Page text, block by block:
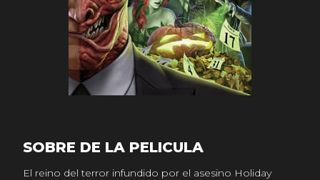
SOBRE DE LA PELICULA
El reino del terror infundido por el asesino Holiday